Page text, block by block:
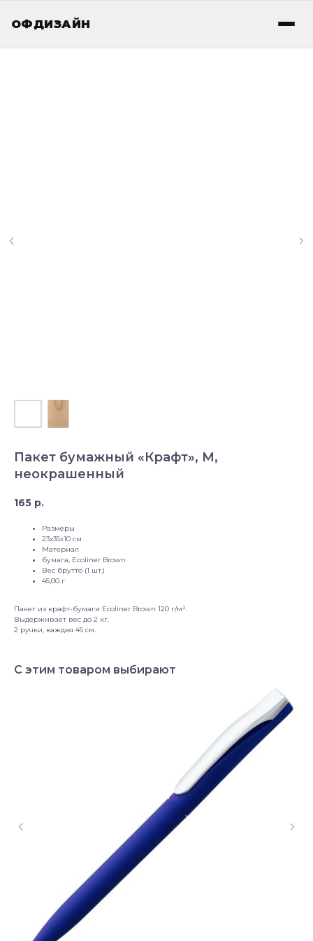
ОФДИЗАЙН
Пакет бумажный «Крафт», M,
неокрашенный
165 р.
Размеры
23х35х10 см
Материал
бумага, Ecoliner Brown
Вес брутто (1 шт.)
45,00 г
Пакет из крафт-бумаги Ecoliner Brown 120 г/м².
Выдерживает вес до 2 кг.
2 ручки, каждая 45 см.
С этим товаром выбирают